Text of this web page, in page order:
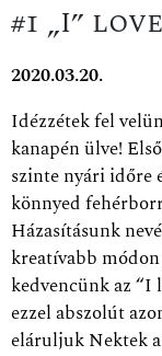
#1 „I”
2020.03.20.
Idézzétek fel
kanapén ülve!
szinte nyári időre
könnyed
Házasításunk
kreatívabb
kedvencünk az “I
ezzel abszolút
eláruljuk Nektek